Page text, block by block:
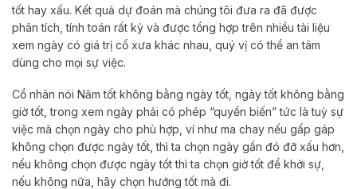
tốt hay xấu. Kết quả dự đoán mà chúng tôi đưa ra đã được
phân tích, tính toán rất kỷ và được tổng hợp trên nhiều tài liệu
xem ngày có giá trị cổ xưa khác nhau, quý vị có thể an tâm
dùng cho mọi sự việc.
Cổ nhân nói Năm tốt không bằng ngày tốt, ngày tốt không bằng
giờ tốt, trong xem ngày phải có phép “quyền biến” tức là tuỳ sự
việc mà chọn ngày cho phù hợp, ví như ma chay nếu gấp gáp
không chọn được ngày tốt, thì ta chọn ngày gần đó đỡ xấu hơn,
nếu không chọn được ngày tốt thì ta chọn giờ tốt để khởi sự,
nếu không nữa, hãy chọn hướng tốt mà đi.